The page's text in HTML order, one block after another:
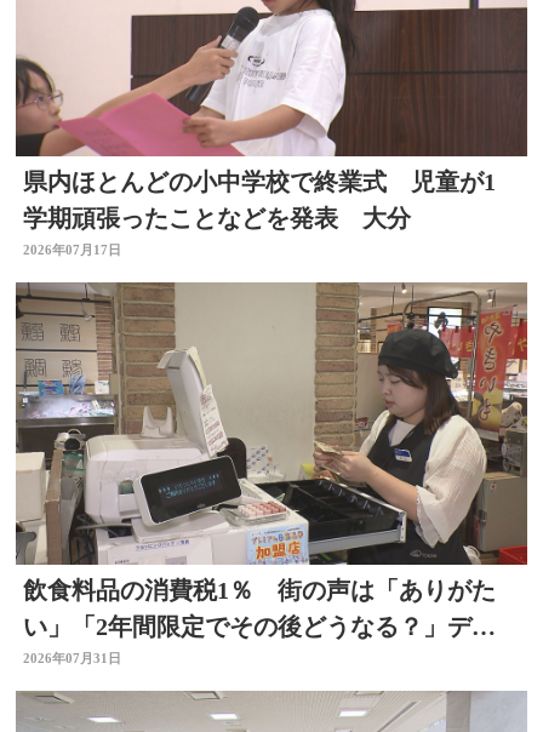
県内ほとんどの小中学校で終業式 児童が1
学期頑張ったことなどを発表 大分
2026年07月17日
飲食料品の消費税1％ 街の声は「ありがた
い」「2年間限定でその後どうなる？」デパ
ートの反応は 大分
2026年07月31日